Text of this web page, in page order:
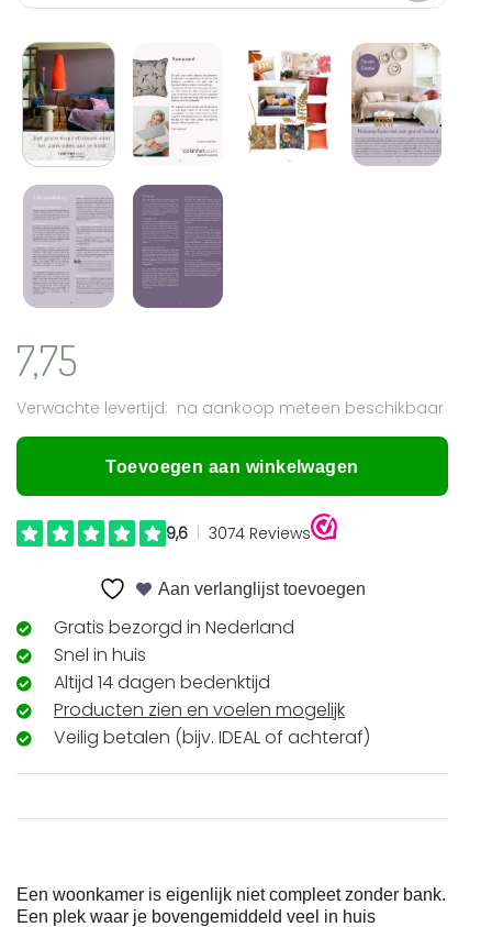
7,75
na aankoop meteen beschikbaar
Toevoegen aan winkelwagen
Aan verlanglijst toevoegen
Gratis bezorgd in Nederland
Snel in huis
Altijd 14 dagen bedenktijd
Producten zien en voelen mogelijk
Veilig betalen (bijv. IDEAL of achteraf)
Een woonkamer is eigenlijk niet compleet zonder bank.
Een plek waar je bovengemiddeld veel in huis